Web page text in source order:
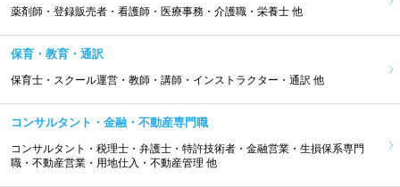
薬剤師・登録販売者・看護師・医療事務・介護職・栄養士 他
保育・教育・通訳
保育士・スクール運営・教師・講師・インストラクター・通訳 他
コンサルタント・金融・不動産専門職
コンサルタント・税理士・弁護士・特許技術者・金融営業・生損保系専門
職・不動産営業・用地仕入・不動産管理 他